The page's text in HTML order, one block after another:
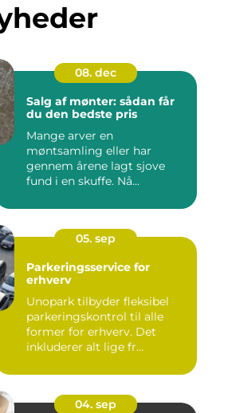
08. dec
Salg af mønter: sådan får
du den bedste pris
Mange arver en
møntsamling eller har
gennem årene lagt sjove
fund i en skuffe. Nå...
05. sep
Parkeringsservice for
erhverv
Unopark tilbyder fleksibel
parkeringskontrol til alle
former for erhverv. Det
inkluderer alt lige fr...
04. sep